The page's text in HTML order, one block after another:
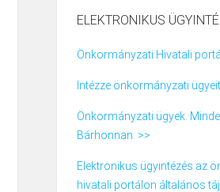
ELEKTRONIKUS
Önkormányzati Hivatali
Intézze önkormányzati
Önkormányzati ügyek.
Bárhonnan. >>
Elektronikus ügyintézés az
hivatali portálon általános